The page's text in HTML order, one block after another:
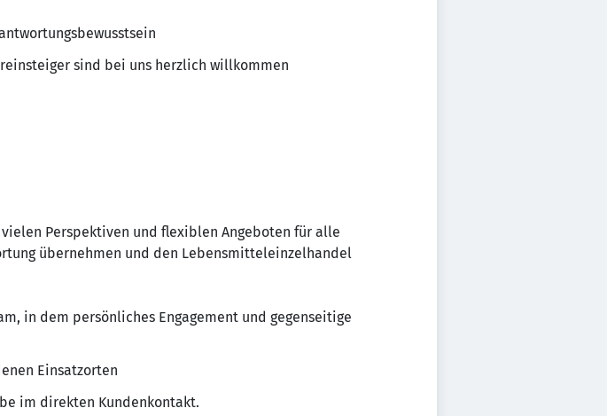
sind bei uns herzlich willkommen
Perspektiven und flexiblen Angeboten für alle
übernehmen und den Lebensmitteleinzelhandel
in dem persönliches Engagement und gegenseitige
Einsatzorten
im direkten Kundenkontakt.